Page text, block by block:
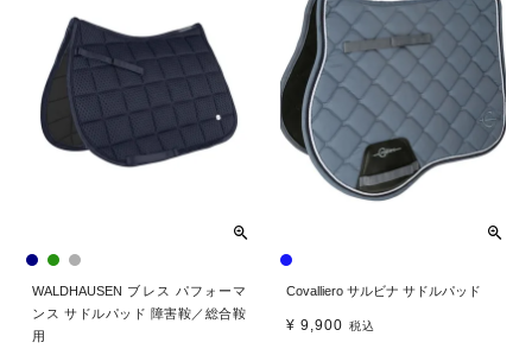
WALDHAUSEN ブレス パフォーマ
ンス サドルパッド 障害鞍／総合鞍
用
Covalliero サルビナ サドルパッド
¥ 9,900 税込